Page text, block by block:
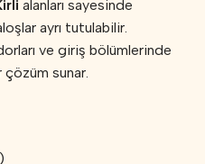
alanları sayesinde
ayrı tutulabilir.
ve giriş bölümlerinde
sunar.